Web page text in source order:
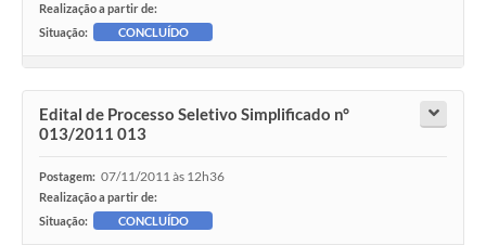
Realização a partir de:
Situação:
CONCLUÍDO
Edital de Processo Seletivo Simplificado n°
013/2011 013
Postagem: 07/11/2011 às 12h36
Realização a partir de:
Situação:
CONCLUÍDO